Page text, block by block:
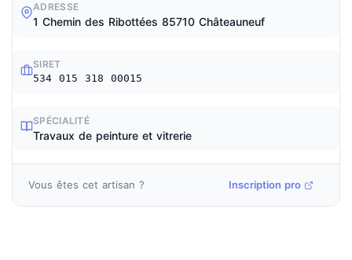
ADRESSE
1 Chemin des Ribottées 85710 Châteauneuf
SIRET
534 015 318 00015
SPÉCIALITÉ
Travaux de peinture et vitrerie
Vous êtes cet artisan ? Inscription pro